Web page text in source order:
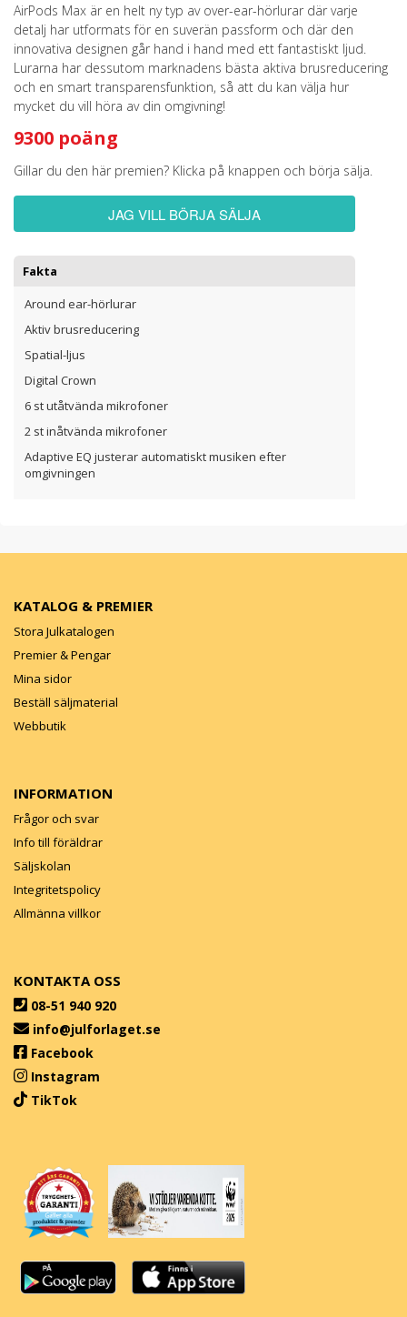
AirPods Max är en helt ny typ av over-ear-hörlurar där varje
detalj har utformats för en suverän passform och där den
innovativa designen går hand i hand med ett fantastiskt ljud.
Lurarna har dessutom marknadens bästa aktiva brusreducering
och en smart transparensfunktion, så att du kan välja hur
mycket du vill höra av din omgivning!
9300 poäng
Gillar du den här premien? Klicka på knappen och börja sälja.
JAG VILL BÖRJA SÄLJA
Fakta
Around ear-hörlurar
Aktiv brusreducering
Spatial-ljus
Digital Crown
6 st utåtvända mikrofoner
2 st inåtvända mikrofoner
Adaptive EQ justerar automatiskt musiken efter
omgivningen
KATALOG & PREMIER
Stora Julkatalogen
Premier & Pengar
Mina sidor
Beställ säljmaterial
Webbutik
INFORMATION
Frågor och svar
Info till föräldrar
Säljskolan
Integritetspolicy
Allmänna villkor
KONTAKTA OSS
08-51 940 920
info@julforlaget.se
Facebook
Instagram
TikTok